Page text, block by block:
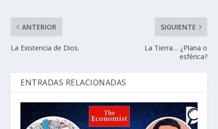
ANTERIOR
La Existencia de Dios.
SIGUIENTE
La Tierra… ¿Plana o
esférica?
ENTRADAS RELACIONADAS